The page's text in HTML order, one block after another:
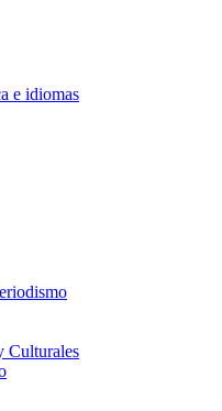
e idiomas
Culturales